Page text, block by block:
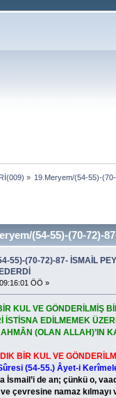
» 19.Meryem/(54-55)-
(54-55)-(70-72)-
55)-(70-72)-87- İSMAİL
ÖÖ »
KUL VE GÖNDERİLMİŞ
İSTİSNA EDİLMEMEK
(OLAN ALLAH)’IN
BİR KUL VE
(54-55.) Âyet-i
de an; çünkü o,
namaz kılmayı